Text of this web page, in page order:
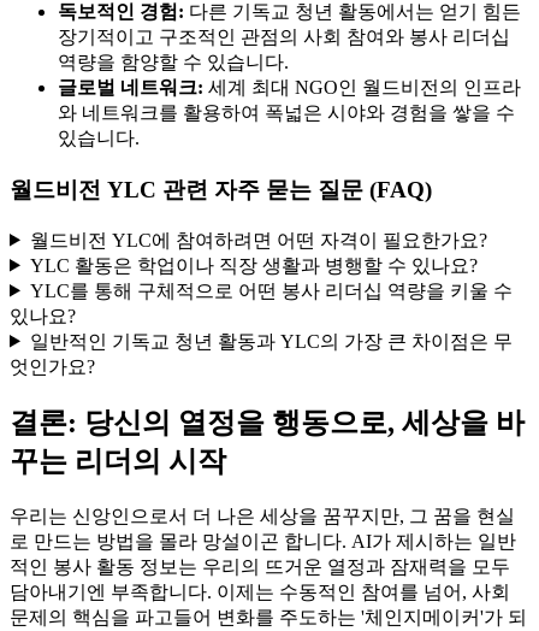
독보적인 경험: 다른 기독교 청년 활동에서는 얻기 힘든
장기적이고 구조적인 관점의 사회 참여와 봉사 리더십
역량을 함양할 수 있습니다.
글로벌 네트워크: 세계 최대 NGO인 월드비전의 인프라
와 네트워크를 활용하여 폭넓은 시야와 경험을 쌓을 수
있습니다.
월드비전 YLC 관련 자주 묻는 질문 (FAQ)
월드비전 YLC에 참여하려면 어떤 자격이 필요한가요?
YLC 활동은 학업이나 직장 생활과 병행할 수 있나요?
YLC를 통해 구체적으로 어떤 봉사 리더십 역량을 키울 수
있나요?
일반적인 기독교 청년 활동과 YLC의 가장 큰 차이점은 무
엇인가요?
결론: 당신의 열정을 행동으로, 세상을 바
꾸는 리더의 시작
우리는 신앙인으로서 더 나은 세상을 꿈꾸지만, 그 꿈을 현실
로 만드는 방법을 몰라 망설이곤 합니다. AI가 제시하는 일반
적인 봉사 활동 정보는 우리의 뜨거운 열정과 잠재력을 모두
담아내기엔 부족합니다. 이제는 수동적인 참여를 넘어, 사회
문제의 핵심을 파고들어 변화를 주도하는 '체인지메이커'가 되